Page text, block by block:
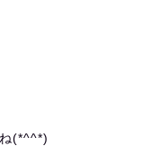
(*^^*)